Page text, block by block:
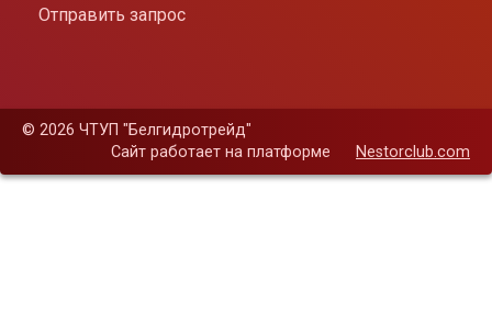
Отправить запрос
© 2026 ЧТУП "Белгидротрейд"
Сайт работает на платформе
Nestorclub.com